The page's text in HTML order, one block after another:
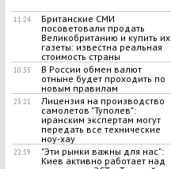
11:24
Британские СМИ
посоветовали продать
Великобританию и купить их
газеты: известна реальная
стоимость страны
10:33
В России обмен валют
отныне будет проходить по
новым правилам
23:21
Лицензия на производство
самолетов "Туполев":
иранским экспертам могут
передать все технические
ноу-хау
22:59
"Эти рынки важны для нас":
Киев активно работает над